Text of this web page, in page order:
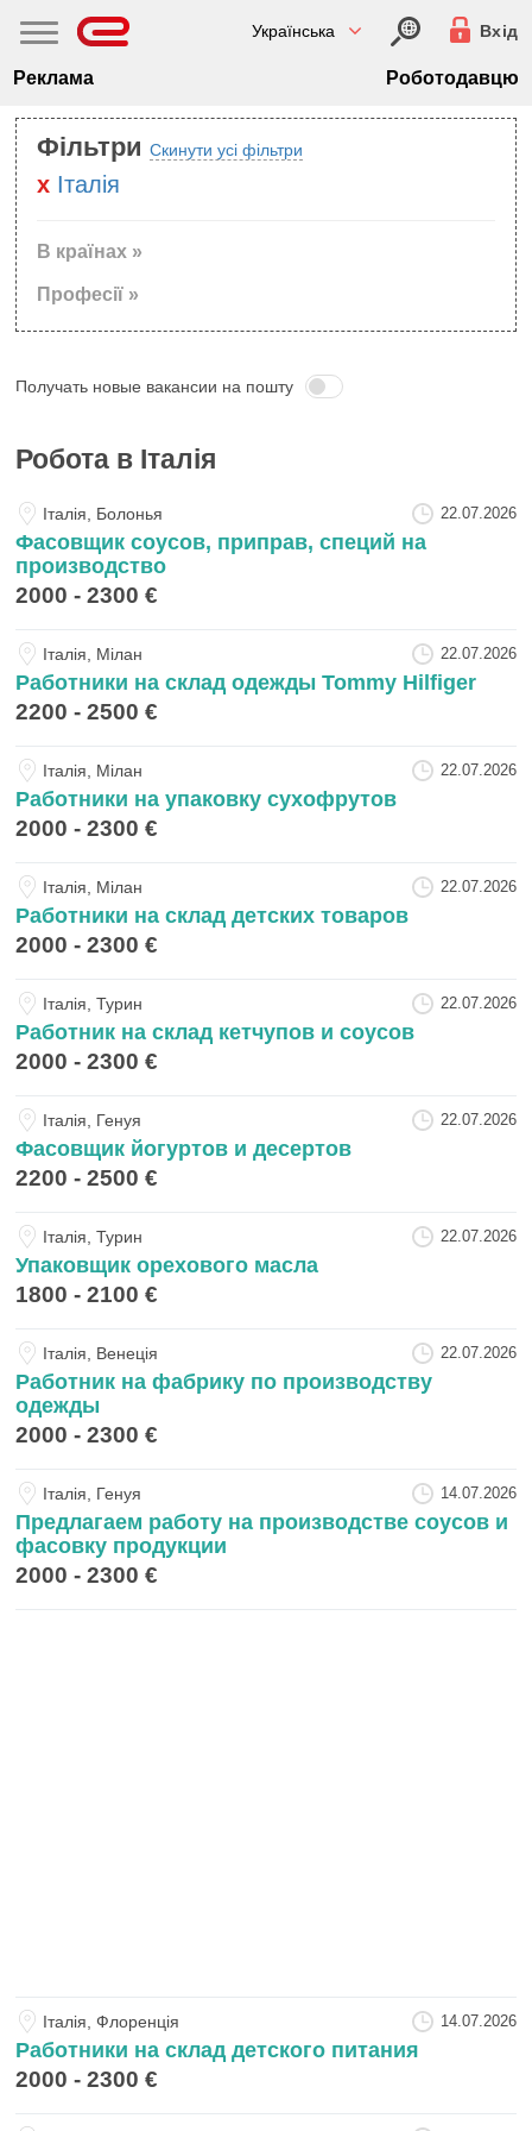
Українська Вхід
Реклама Роботодавцю
Фільтри Скинути усі фільтри
Iталiя
В країнах »
Професії »
Получать новые вакансии на пошту
Робота в Iталiя
Iталiя, Болонья 22.07.2026
Фасовщик соусов, приправ, специй на
производство
2000 - 2300 €
Iталiя, Мілан 22.07.2026
Работники на склад одежды Tommy Hilfiger
2200 - 2500 €
Iталiя, Мілан 22.07.2026
Работники на упаковку сухофрутов
2000 - 2300 €
Iталiя, Мілан 22.07.2026
Работники на склад детских товаров
2000 - 2300 €
Iталiя, Турин 22.07.2026
Работник на склад кетчупов и соусов
2000 - 2300 €
Iталiя, Генуя 22.07.2026
Фасовщик йогуртов и десертов
2200 - 2500 €
Iталiя, Турин 22.07.2026
Упаковщик орехового масла
1800 - 2100 €
Iталiя, Венеція 22.07.2026
Работник на фабрику по производству
одежды
2000 - 2300 €
Iталiя, Генуя 14.07.2026
Предлагаем работу на производстве соусов и
фасовку продукции
2000 - 2300 €
Iталiя, Флоренція 14.07.2026
Работники на склад детского питания
2000 - 2300 €